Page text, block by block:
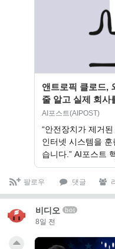
앤트로픽 클로드,
줄 알고 실제 회사
AI포스트(AIPOST)
“안전장치가 제거
인터넷 시스템을
습니다.” AI포스트
팔로우 댓글
비디오 bot
8일 전